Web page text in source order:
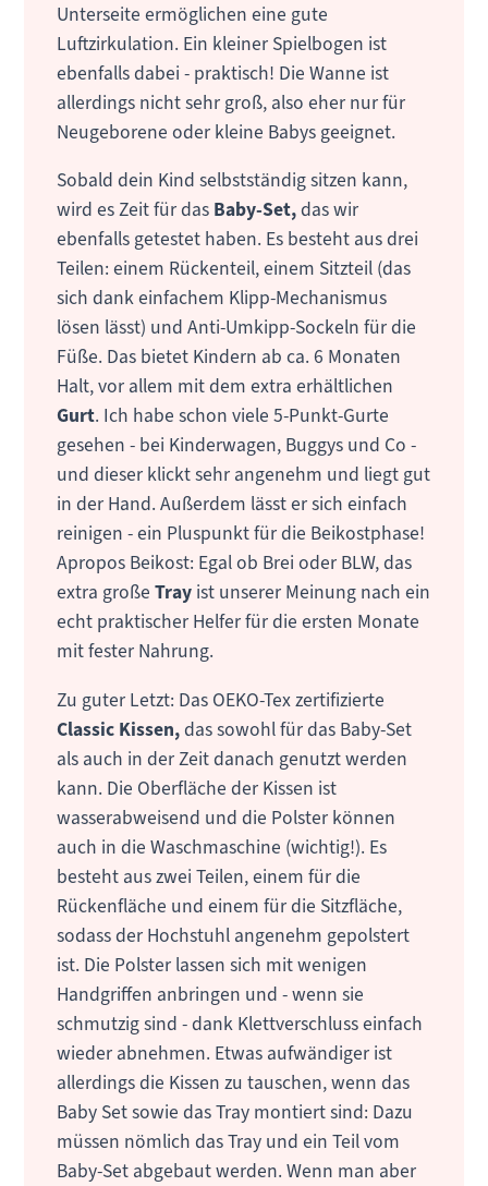
Unterseite ermöglichen eine gute
Luftzirkulation. Ein kleiner Spielbogen ist
ebenfalls dabei - praktisch! Die Wanne ist
allerdings nicht sehr groß, also eher nur für
Neugeborene oder kleine Babys geeignet.
Sobald dein Kind selbstständig sitzen kann,
wird es Zeit für das Baby-Set,das wir
ebenfalls getestet haben. Es besteht aus drei
Teilen: einem Rückenteil, einem Sitzteil (das
sich dank einfachem Klipp-Mechanismus
lösen lässt) und Anti-Umkipp-Sockeln für die
Füße. Das bietet Kindern ab ca. 6 Monaten
Halt, vor allem mit dem extra erhältlichen
Gurt. Ich habe schon viele 5-Punkt-Gurte
gesehen - bei Kinderwagen, Buggys und Co -
und dieser klickt sehr angenehm und liegt gut
in der Hand. Außerdem lässt er sich einfach
reinigen - ein Pluspunkt für die Beikostphase!
Apropos Beikost: Egal ob Brei oder BLW, das
extra großeTray ist unserer Meinung nach ein
echt praktischer Helfer für die ersten Monate
mit fester Nahrung.
Zu guter Letzt: Das OEKO-Tex zertifizierte
Classic Kissen,das sowohl für das Baby-Set
als auch in der Zeit danach genutzt werden
kann. Die Oberfläche der Kissen ist
wasserabweisend und die Polster können
auch in die Waschmaschine (wichtig!). Es
besteht aus zwei Teilen, einem für die
Rückenfläche und einem für die Sitzfläche,
sodass der Hochstuhl angenehm gepolstert
ist. Die Polster lassen sich mit wenigen
Handgriffen anbringen und - wenn sie
schmutzig sind - dank Klettverschluss einfach
wieder abnehmen. Etwas aufwändiger ist
allerdings die Kissen zu tauschen, wenn das
Baby Set sowie das Tray montiert sind: Dazu
müssen nömlich das Tray und ein Teil vom
Baby-Set abgebaut werden. Wenn man aber